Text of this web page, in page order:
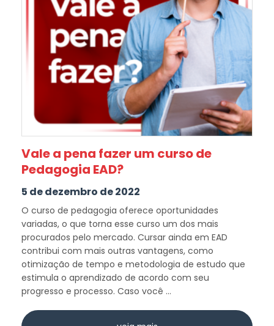
Vale a pena fazer um curso de
Pedagogia EAD?
5 de dezembro de 2022
O curso de pedagogia oferece oportunidades
variadas, o que torna esse curso um dos mais
procurados pelo mercado. Cursar ainda em EAD
contribui com mais outras vantagens, como
otimização de tempo e metodologia de estudo que
estimula o aprendizado de acordo com seu
progresso e processo. Caso você ...